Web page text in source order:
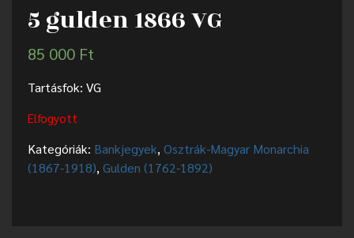
5 gulden 1866 VG
85 000 Ft
Tartásfok: VG
Elfogyott
Kategóriák: Bankjegyek, Osztrák-Magyar Monarchia
(1867-1918), Gulden (1762-1892)